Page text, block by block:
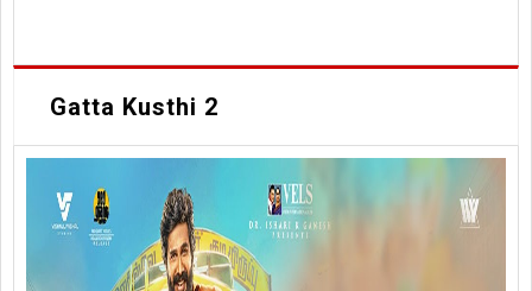
Gatta Kusthi 2